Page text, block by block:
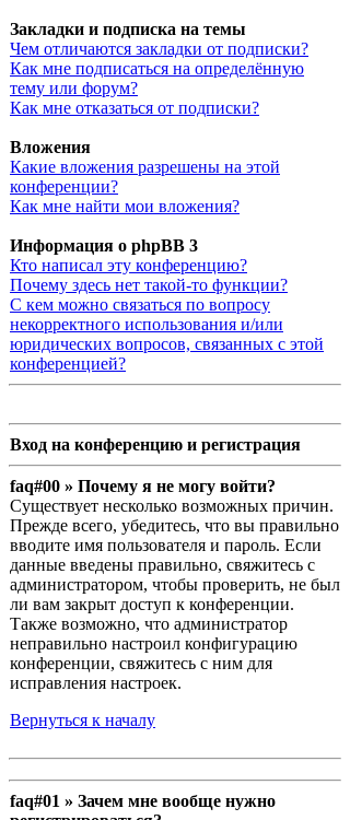
Закладки и подписка на темы
Чем отличаются закладки от подписки?
Как мне подписаться на определённую
тему или форум?
Как мне отказаться от подписки?
Вложения
Какие вложения разрешены на этой
конференции?
Как мне найти мои вложения?
Информация о phpBB 3
Кто написал эту конференцию?
Почему здесь нет такой-то функции?
С кем можно связаться по вопросу
некорректного использования и/или
юридических вопросов, связанных с этой
конференцией?
Вход на конференцию и регистрация
faq#00 » Почему я не могу войти?
Существует несколько возможных причин.
Прежде всего, убедитесь, что вы правильно
вводите имя пользователя и пароль. Если
данные введены правильно, свяжитесь с
администратором, чтобы проверить, не был
ли вам закрыт доступ к конференции.
Также возможно, что администратор
неправильно настроил конфигурацию
конференции, свяжитесь с ним для
исправления настроек.
Вернуться к началу
faq#01 » Зачем мне вообще нужно